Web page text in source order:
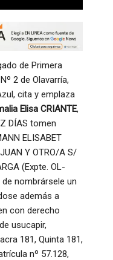
de Primera
2 de Olavarría,
cita y emplaza
Elisa CRIANTE,
DÍAS tomen
ELISABET
Y OTRO/A S/
(Expte. OL-
nombrársele un
además a
con derecho
usucapir,
181, Quinta 181,
nº 57.128,